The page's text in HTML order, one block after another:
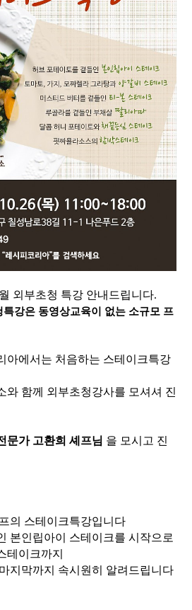
외부초청 특강 안내드립니다.
강은 동영상교육이 없는 소규모 프
아에서는 처음하는 스테이크특강
와 함께 외부초청강사를 모셔셔 진
문가 고환희 셰프님 을 모시고 진
의 스테이크특강입니다
본인립아이 스테이크를 시작으로
테이크까지
지막까지 속시원히 알려드립니다